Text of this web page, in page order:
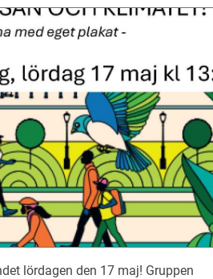
lördagen den 17 maj! Gruppen